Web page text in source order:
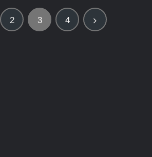
2 3 4 次